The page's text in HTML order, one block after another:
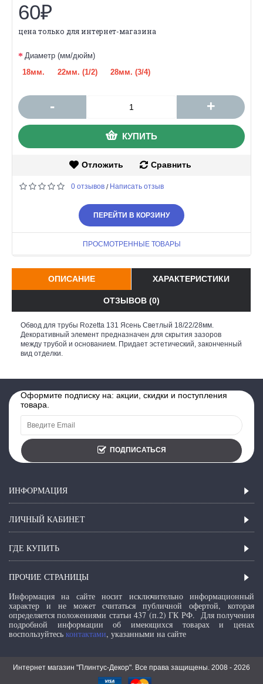
60₽
цена только для интернет-магазина
Диаметр (мм/дюйм)
18мм.
22мм. (1/2) 28мм. (3/4)
- +
КУПИТЬ
Отложить Сравнить
0 отзывов / Написать отзыв
ПЕРЕЙТИ В КОРЗИНУ
ПРОСМОТРЕННЫЕ ТОВАРЫ
ОПИСАНИЕ ХАРАКТЕРИСТИКИ
ОТЗЫВОВ (0)
Обвод для трубы Rozetta 131 Ясень Светлый 18/22/28мм.
Декоративный элемент предназначен для скрытия зазоров
между трубой и основанием. Придает эстетический, законченный
вид отделки.
Оформите подписку на: акции, скидки и поступления
товара.
ПОДПИСАТЬСЯ
ИНФОРМАЦИЯ
ЛИЧНЫЙ КАБИНЕТ
ГДЕ КУПИТЬ
ПРОЧИЕ СТРАНИЦЫ
Информация на сайте носит исключительно информационный
характер и не может считаться публичной офертой, которая
определяется положениями статьи 437 (п.2) ГК РФ. Для получения
подробной информации об имеющихся товарах и ценах
воспользуйтесь контактами, указанными на сайте
Интернет магазин "Плинтус-Декор". Все права защищены. 2008 - 2026